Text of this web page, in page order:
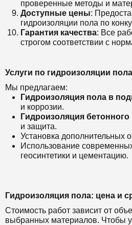
проверенные методы и
Доступные цены:
гидроизоляции пола по
Гарантия качества: Все
строгом соответствии с
Услуги по гидроизоляции пола
Мы предлагаем:
Гидроизоляция пола в
и коррозии.
Гидроизоляция бетонного
и защита.
Установка дополнительных
Использование
геосинтетики и цементацию.
Гидроизоляция пола: цена и
Стоимость работ зависит от
выбранных материалов. Чтобы